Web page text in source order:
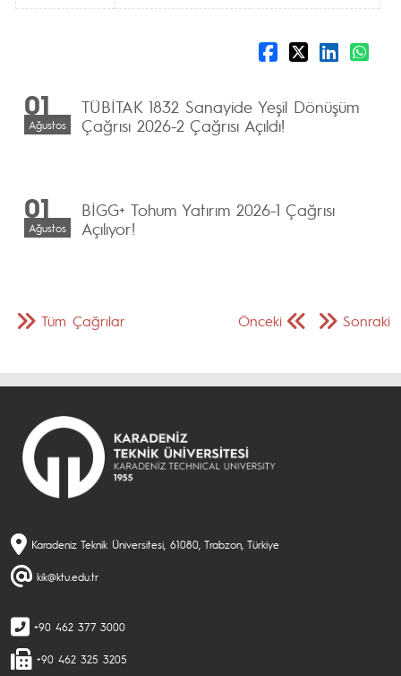
01
Ağustos
TÜBİTAK 1832 Sanayide Yeşil Dönüşüm
Çağrısı 2026-2 Çağrısı Açıldı!
01
Ağustos
BİGG+ Tohum Yatırım 2026-1 Çağrısı
Açılıyor!
Önceki Sonraki
Tüm Çağrılar
Karadeniz Teknik Üniversitesi, 61080, Trabzon, Türkiye
kik@ktu.edu.tr
+90 462 377 3000
+90 462 325 3205